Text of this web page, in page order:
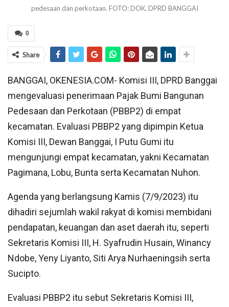
pedesaan dan perkotaan. FOTO: DOK. DPRD BANGGAI
0
Share
BANGGAI, OKENESIA.COM- Komisi III, DPRD Banggai
mengevaluasi penerimaan Pajak Bumi Bangunan
Pedesaan dan Perkotaan (PBBP2) di empat
kecamatan. Evaluasi PBBP2 yang dipimpin Ketua
Komisi III, Dewan Banggai, I Putu Gumi itu
mengunjungi empat kecamatan, yakni Kecamatan
Pagimana, Lobu, Bunta serta Kecamatan Nuhon.
Agenda yang berlangsung Kamis (7/9/2023) itu
dihadiri sejumlah wakil rakyat di komisi membidani
pendapatan, keuangan dan aset daerah itu, seperti
Sekretaris Komisi III, H. Syafrudin Husain, Winancy
Ndobe, Yeny Liyanto, Siti Arya Nurhaeningsih serta
Sucipto.
Evaluasi PBBP2 itu sebut Sekretaris Komisi III,